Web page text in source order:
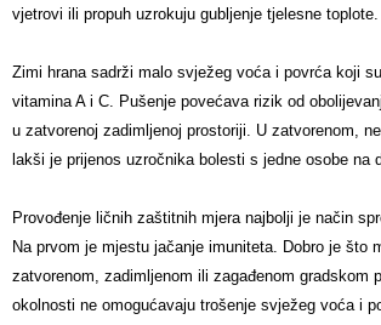
vjetrovi ili propuh uzrokuju gubljenje tjelesne toplote.
Zimi hrana sadrži malo svježeg voća i povrća koji
vitamina A i C. Pušenje povećava rizik od
u zatvorenoj zadimljenoj prostoriji. U zatvorenom,
lakši je prijenos uzročnika bolesti s jedne osobe na
Provođenje ličnih zaštitnih mjera najbolji je način
Na prvom je mjestu jačanje imuniteta. Dobro je što
zatvorenom, zadimljenom ili zagađenom gradskom
okolnosti ne omogućavaju trošenje svježeg voća i